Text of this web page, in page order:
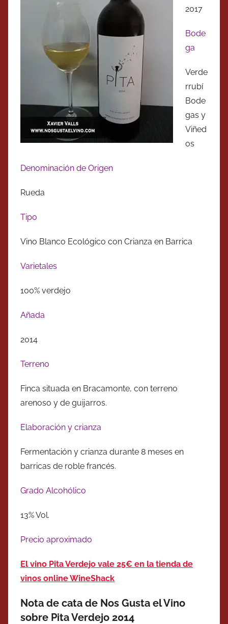
2017
Bode
ga
Verde
rrubí
Bode
gas y
Viñed
os
Denominación de Origen
Rueda
Tipo
Vino Blanco Ecológico con Crianza en Barrica
Varietales
100% verdejo
Añada
2014
Terreno
Finca situada en Bracamonte, con terreno
arenoso y de guijarros.
Elaboración y crianza
Fermentación y crianza durante 8 meses en
barricas de roble francés.
Grado Alcohólico
13% Vol.
Precio aproximado
El vino Pita Verdejo vale 25€ en la tienda de
vinos online WineShack
Nota de cata de Nos Gusta el Vino
sobre Pita Verdejo 2014